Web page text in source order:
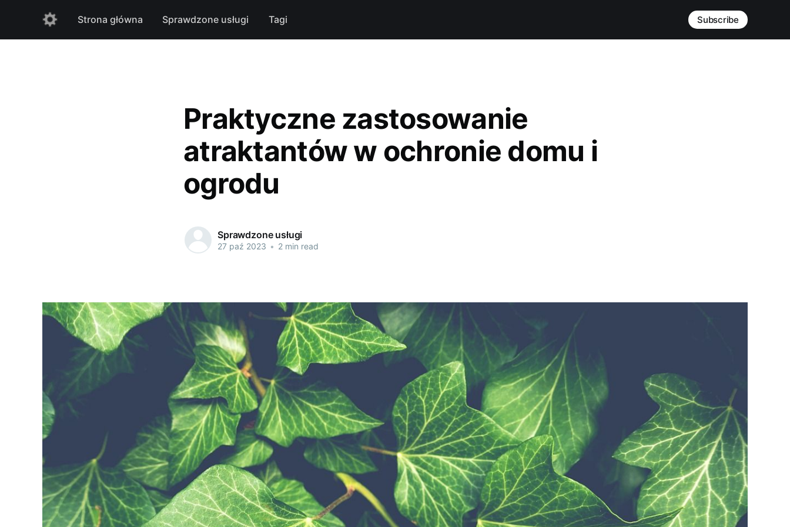
Strona główna Sprawdzone usługi Tagi Subscribe
Praktyczne zastosowanie
atraktantów w ochronie domu i
ogrodu
Sprawdzone usługi
27 paź 2023 • 2 min read